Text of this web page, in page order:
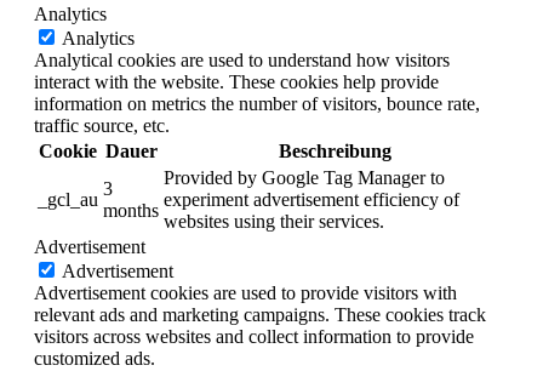
Analytics
Analytics
Analytical cookies are used to understand how visitors
interact with the website. These cookies help provide
information on metrics the number of visitors, bounce rate,
traffic source, etc.
Cookie Dauer Beschreibung
_gcl_au
3
months
Provided by Google Tag Manager to
experiment advertisement efficiency of
websites using their services.
Advertisement
Advertisement
Advertisement cookies are used to provide visitors with
relevant ads and marketing campaigns. These cookies track
visitors across websites and collect information to provide
customized ads.